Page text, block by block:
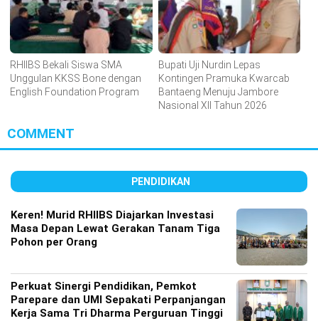
RHIIBS Bekali Siswa SMA
Unggulan KKSS Bone dengan
English Foundation Program
Bupati Uji Nurdin Lepas
Kontingen Pramuka Kwarcab
Bantaeng Menuju Jambore
Nasional XII Tahun 2026
COMMENT
PENDIDIKAN
Keren! Murid RHIIBS Diajarkan Investasi
Masa Depan Lewat Gerakan Tanam Tiga
Pohon per Orang
Perkuat Sinergi Pendidikan, Pemkot
Parepare dan UMI Sepakati Perpanjangan
Kerja Sama Tri Dharma Perguruan Tinggi